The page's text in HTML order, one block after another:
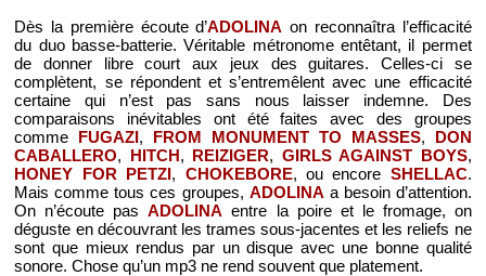
Dès la première écoute d’ADOLINA on reconnaîtra l’efficacité
du duo basse-batterie. Véritable métronome entêtant, il permet
de donner libre court aux jeux des guitares. Celles-ci se
complètent, se répondent et s’entremêlent avec une efficacité
certaine qui n’est pas sans nous laisser indemne. Des
comparaisons inévitables ont été faites avec des groupes
comme FUGAZI, FROM MONUMENT TO MASSES, DON
CABALLERO, HITCH, REIZIGER, GIRLS AGAINST BOYS,
HONEY FOR PETZI, CHOKEBORE, ou encore SHELLAC.
Mais comme tous ces groupes, ADOLINA a besoin d’attention.
On n’écoute pasADOLINA entre la poire et le fromage, on
déguste en découvrant les trames sous-jacentes et les reliefs ne
sont que mieux rendus par un disque avec une bonne qualité
sonore. Chose qu’un mp3 ne rend souvent que platement.